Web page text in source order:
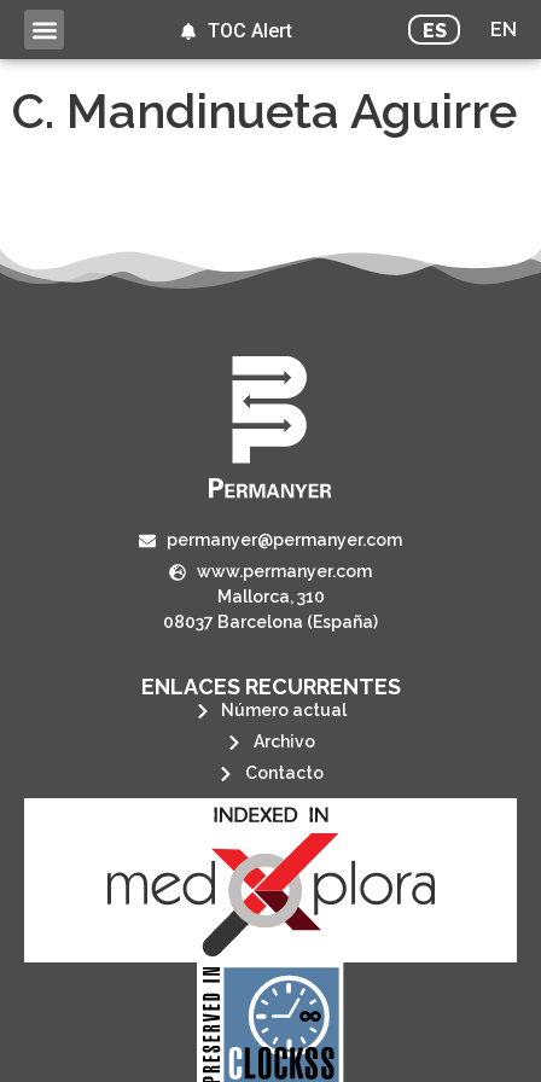
ES EN
TOC Alert
C. Mandinueta Aguirre
permanyer@permanyer.com
www.permanyer.com
Mallorca, 310
08037 Barcelona (España)
ENLACES RECURRENTES
Número actual
Archivo
Contacto
CLOCKSS is a dak archive that
ensures the long-term survival
of web-based scholary
publications, governed by and for
its stakeholders.